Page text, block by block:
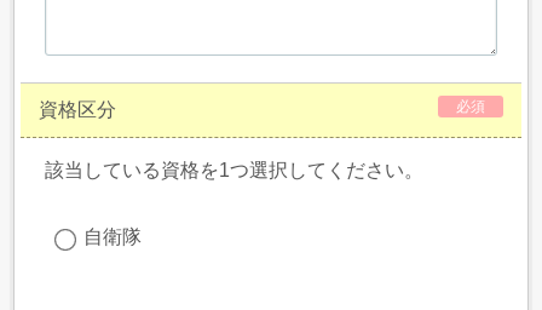
資格区分 必須
該当している資格を1つ選択してください。
自衛隊